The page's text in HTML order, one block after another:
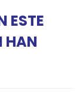
ESTE
HAN